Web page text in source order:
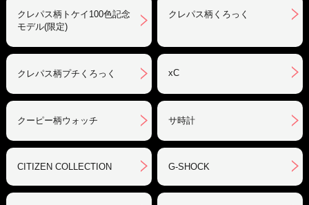
クレパス柄トケイ100色記念
モデル(限定)
クレパス柄くろっく
クレパス柄プチくろっく xC
クーピー柄ウォッチ サ時計
CITIZEN COLLECTION G-SHOCK